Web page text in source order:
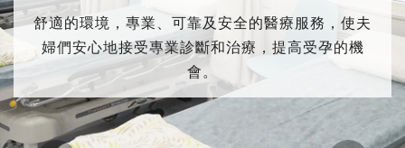
舒適的環境，專業、可靠及安全的醫療服務，使夫
婦們安心地接受專業診斷和治療，提高受孕的機
會。